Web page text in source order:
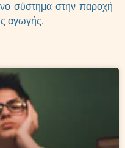
σύστημα στην παροχή
αγωγής.